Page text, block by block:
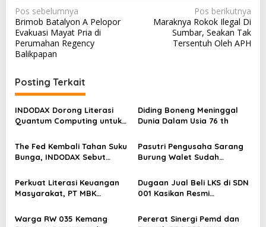
N
a
v
i
g
a
s
i
p
o
s
Pos sebelumnya
Brimob Batalyon A Pelopor
Evakuasi Mayat Pria di
Perumahan Regency
Balikpapan
Pos berikutnya
Maraknya Rokok Ilegal Di
Sumbar, Seakan Tak
Tersentuh Oleh APH
Posting Terkait
INDODAX Dorong Literasi
Quantum Computing untuk
Blockchain
Diding Boneng Meninggal
Dunia Dalam Usia 76 th
The Fed Kembali Tahan Suku
Bunga, INDODAX Sebut
Sentimen Pasar
Pasutri Pengusaha Sarang
Burung Walet Sudah
Pelapor Desak Polda Jambi
Segera Lakukan Penahanan
Perkuat Literasi Keuangan
Masyarakat, PT MBK
Karpet Masjid di Pakuhaji
Dugaan Jual Beli LKS di SDN
001 Kasikan Resmi
Kampar, Pemred – Pimum
Warga RW 035 Kemang
Pererat Sinergi Pemd dan